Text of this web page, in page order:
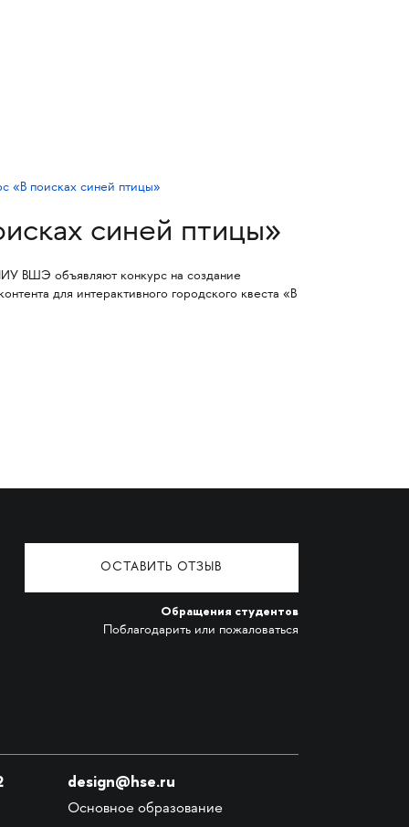
синей птицы»
ВШЭ объявляют конкурс на создание
для интерактивного городского квеста «В
ОСТАВИТЬ ОТЗЫВ
Обращения студентов
Поблагодарить или пожаловаться
design@hse.ru
Основное образование